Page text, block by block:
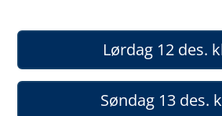
Lørdag 12 des.
Søndag 13 des.